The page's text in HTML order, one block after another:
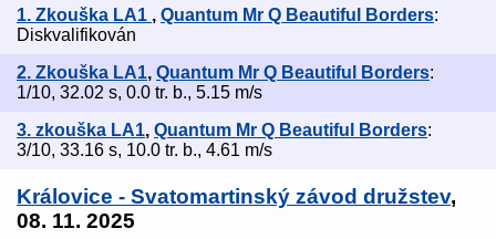
1. Zkouška LA1 , Quantum Mr Q Beautiful Borders:
Diskvalifikován
2. Zkouška LA1, Quantum Mr Q Beautiful Borders:
1/10, 32.02 s, 0.0 tr. b., 5.15 m/s
3. zkouška LA1, Quantum Mr Q Beautiful Borders:
3/10, 33.16 s, 10.0 tr. b., 4.61 m/s
Královice - Svatomartinský závod družstev,
08. 11. 2025